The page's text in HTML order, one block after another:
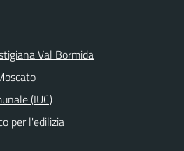
Val Bormida
(IUC)
per l'edilizia